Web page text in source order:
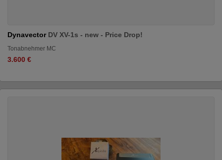
Dynavector DV XV-1s - new - Price Drop!
Tonabnehmer MC
3.600 €